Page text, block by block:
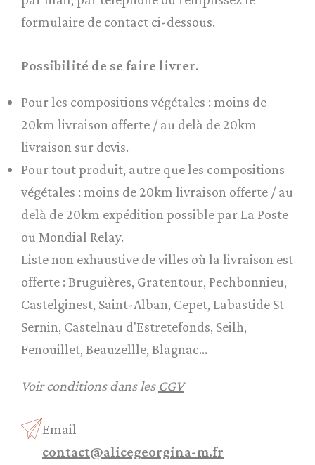
formulaire de contact ci-dessous.
Possibilité de se faire livrer.
Pour les compositions végétales : moins de
20km livraison offerte / au delà de 20km
livraison sur devis.
Pour tout produit, autre que les compositions
végétales : moins de 20km livraison offerte / au
delà de 20km expédition possible par La Poste
ou Mondial Relay.
Liste non exhaustive de villes où la livraison est
offerte : Bruguières, Gratentour, Pechbonnieu,
Castelginest, Saint-Alban, Cepet, Labastide St
Sernin, Castelnau d'Estretefonds, Seilh,
Fenouillet, Beauzellle, Blagnac...
Voir conditions dans les CGV
Email
contact@alicegeorgina-m.fr